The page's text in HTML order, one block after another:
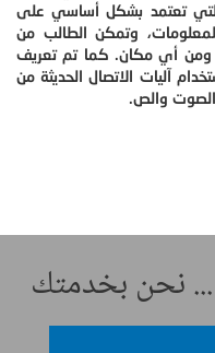
التي تعتمد بشكل أساسي على
وتمكن الطالب من
أي مكان. كما تم تعريف
آليات الاتصال الحديثة من
والص.
نحن بخدمتك